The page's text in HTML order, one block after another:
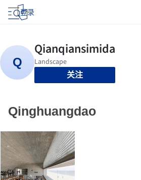
登录
关注
Qinghuangdao